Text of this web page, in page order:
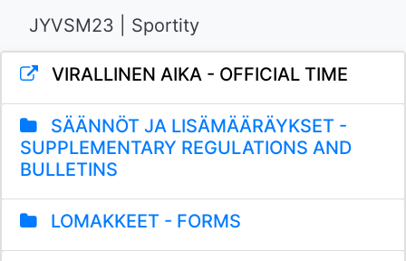
JYVSM23 | Sportity
VIRALLINEN AIKA - OFFICIAL TIME
SÄÄNNÖT JA LISÄMÄÄRÄYKSET -
SUPPLEMENTARY REGULATIONS AND
BULLETINS
LOMAKKEET - FORMS